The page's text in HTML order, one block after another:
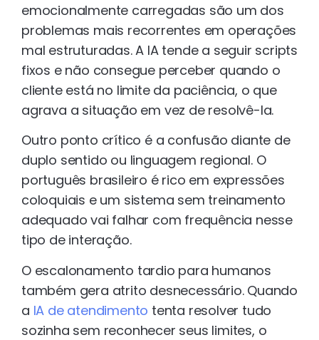
emocionalmente carregadas são um dos
problemas mais recorrentes em operações
mal estruturadas. A IA tende a seguir scripts
fixos e não consegue perceber quando o
cliente está no limite da paciência, o que
agrava a situação em vez de resolvê-la.
Outro ponto crítico é a confusão diante de
duplo sentido ou linguagem regional. O
português brasileiro é rico em expressões
coloquiais e um sistema sem treinamento
adequado vai falhar com frequência nesse
tipo de interação.
O escalonamento tardio para humanos
também gera atrito desnecessário. Quando
a IA de atendimento tenta resolver tudo
sozinha sem reconhecer seus limites, o